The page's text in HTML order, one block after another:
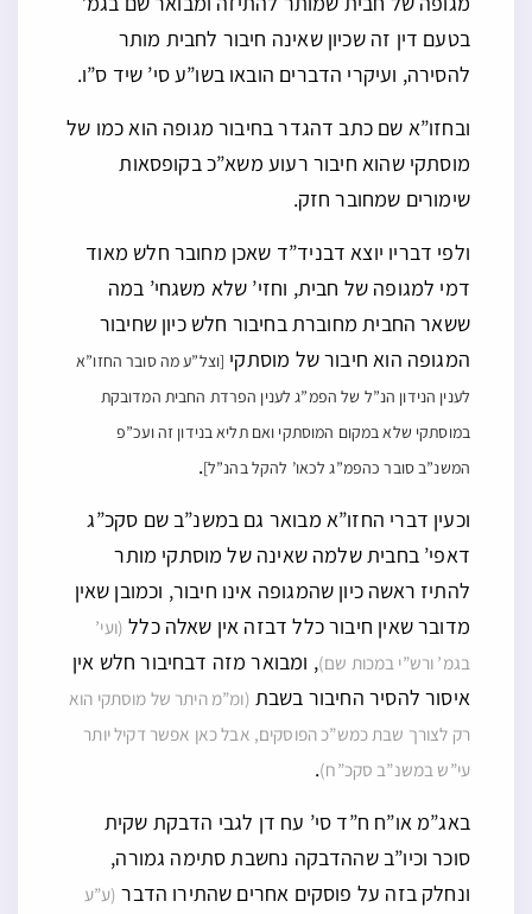
בטעם דין זה שכיון שאינה חיבור לחבית מותר
להסירה, ועיקרי הדברים הובאו בשו”ע סי’ שיד ס”ו.
ובחזו”א שם כתב דהגדר בחיבור מגופה הוא כמו של
מוסתקי שהוא חיבור רעוע משא”כ בקופסאות
שימורים שמחובר חזק.
ולפי דבריו יוצא דבניד”ד שאכן מחובר חלש מאוד
דמי למגופה של חבית, וחזי’ שלא משגחי’ במה
ששאר החבית מחוברת בחיבור חלש כיון שחיבור
המגופה הוא חיבור של מוסתקי [וצל”ע מה סובר החזו”א
לענין הנידון הנ”ל של הפמ”ג לענין הפרדת החבית המדובקת
במוסתקי שלא במקום המוסתקי ואם תליא בנידון זה ועכ”פ
המשנ”ב סובר כהפמ”ג לכאו’ להקל בהנ”ל].
וכעין דברי החזו”א מבואר גם במשנ”ב שם סקכ”ג
דאפי’ בחבית שלמה שאינה של מוסתקי מותר
להתיז ראשה כיון שהמגופה אינו חיבור, וכמובן שאין
מדובר שאין חיבור כלל דבזה אין שאלה כלל (ועי’
בגמ’ ורש”י במכות שם), ומבואר מזה דבחיבור חלש אין
איסור להסיר החיבור בשבת (ומ”מ היתר של מוסתקי הוא
רק לצורך שבת כמש”כ הפוסקים, אבל כאן אפשר דקיל יותר
עי”ש במשנ”ב סקכ”ח).
באג”מ או”ח ח”ד סי’ עח דן לגבי הדבקת שקית
סוכר וכיו”ב שההדבקה נחשבת סתימה גמורה,
ונחלק בזה על פוסקים אחרים שהתירו הדבר (ע”ע